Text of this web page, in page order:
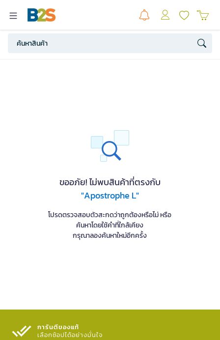
ขออภัย! ไม่พบสินค้าที่ตรงกับ
"Apostrophe L"
โปรดตรวจสอบตัวสะกดว่าถูกต้องหรือไม่ หรือ
ค้นหาโดยใช้คำที่ใกล้เคียง
กรุณาลองค้นหาใหม่อีกครั้ง
การันตีของแท้
เลือกช้อปได้อย่างมั่นใจ​